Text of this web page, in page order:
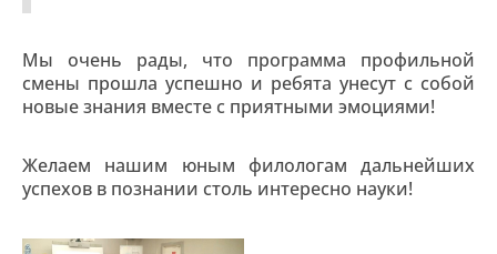
Мы очень рады, что программа профильной
смены прошла успешно и ребята унесут с собой
новые знания вместе с приятными эмоциями!
Желаем нашим юным филологам дальнейших
успехов в познании столь интересно науки!